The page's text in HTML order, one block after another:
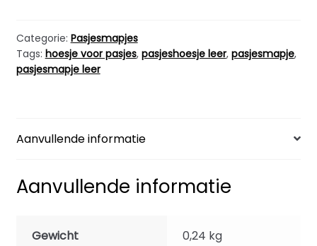
Categorie: Pasjesmapjes
Tags: hoesje voor pasjes, pasjeshoesje leer, pasjesmapje,
pasjesmapje leer
Aanvullende informatie
Aanvullende informatie
Gewicht 0,24 kg